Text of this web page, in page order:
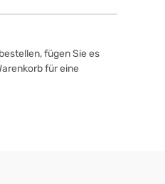
fügen Sie es
für eine